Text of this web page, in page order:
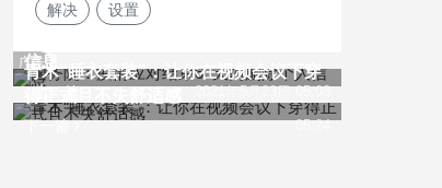
解决 设置
广告
上一篇
信息
2021年5月23日 05:03
下一篇
青木“睡衣套装”：让你在视频会议下穿
05:24